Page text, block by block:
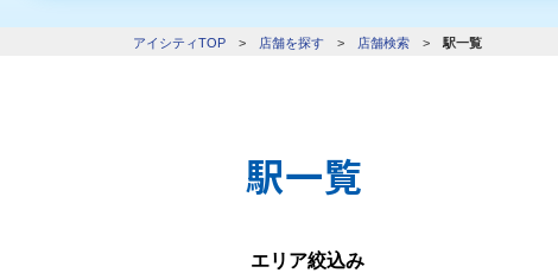
アイシティTOP > 店舗を探す > 店舗検索 > 駅一覧
駅一覧
エリア絞込み